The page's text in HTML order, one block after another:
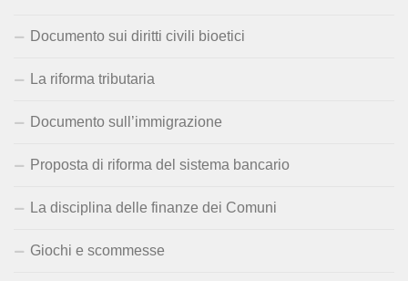
Documento sui diritti civili bioetici
La riforma tributaria
Documento sull’immigrazione
Proposta di riforma del sistema bancario
La disciplina delle finanze dei Comuni
Giochi e scommesse